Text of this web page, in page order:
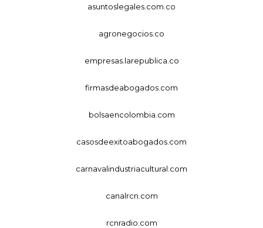
asuntoslegales.com.co
agronegocios.co
empresas.larepublica.co
firmasdeabogados.com
bolsaencolombia.com
casosdeexitoabogados.com
carnavalindustriacultural.com
canalrcn.com
rcnradio.com